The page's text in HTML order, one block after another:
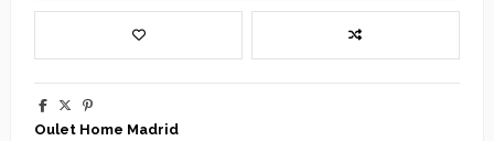
Oulet Home Madrid